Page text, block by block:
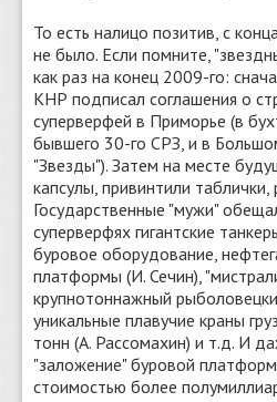
То есть налицо позитив, с
не было. Если помните,
как раз на конец 2009-го:
КНР подписал соглашения о
суперверфей в Приморье (в
бывшего 30-го СРЗ, и в
"Звезды"). Затем на месте
капсулы, привинтили таблички,
Государственные "мужи"
суперверфях гигантские
буровое оборудование,
платформы (И. Сечин),
крупнотоннажный
уникальные плавучие краны
тонн (А. Рассомахин) и т.д. И
"заложение" буровой
стоимостью более